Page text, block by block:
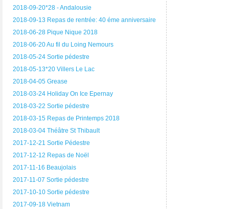
2018-09-20*28 - Andalousie
2018-09-13 Repas de rentrée: 40 éme anniversaire
2018-06-28 Pique Nique 2018
2018-06-20 Au fil du Loing Nemours
2018-05-24 Sortie pédestre
2018-05-13*20 Villers Le Lac
2018-04-05 Grease
2018-03-24 Holiday On Ice Epernay
2018-03-22 Sortie pédestre
2018-03-15 Repas de Printemps 2018
2018-03-04 Théâtre St Thibault
2017-12-21 Sortie Pédestre
2017-12-12 Repas de Noël
2017-11-16 Beaujolais
2017-11-07 Sortie pédestre
2017-10-10 Sortie pédestre
2017-09-18 Vietnam